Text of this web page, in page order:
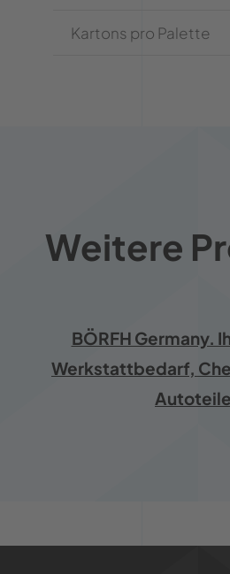
Kartons pro Palette
Weitere
BÖRFH Germany.
Werkstattbedarf,